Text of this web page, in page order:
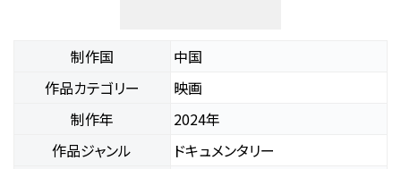
制作国
中国
作品カテゴリー
映画
制作年
2024年
作品ジャンル
ドキュメンタリー